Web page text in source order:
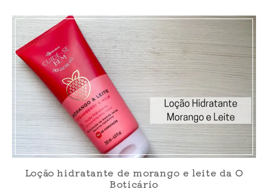
Loção hidratante de morango e leite da O
Boticário